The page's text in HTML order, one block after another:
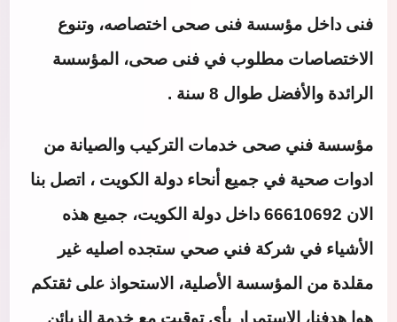
فنى داخل مؤسسة فنى صحى اختصاصه، وتنوع
الاختصاصات مطلوب في فنى صحى، المؤسسة
الرائدة والأفضل طوال 8 سنة .
مؤسسة فني صحى خدمات التركيب والصيانة من
ادوات صحية في جميع أنحاء دولة الكويت ، اتصل بنا
الان 66610692 داخل دولة الكويت، جميع هذه
الأشياء في شركة فني صحي ستجده اصليه غير
مقلدة من المؤسسة الأصلية، الاستحواذ على ثقتكم
هوا هدفنا، الاستمرار بأي توقيت مع خدمة الزبائن